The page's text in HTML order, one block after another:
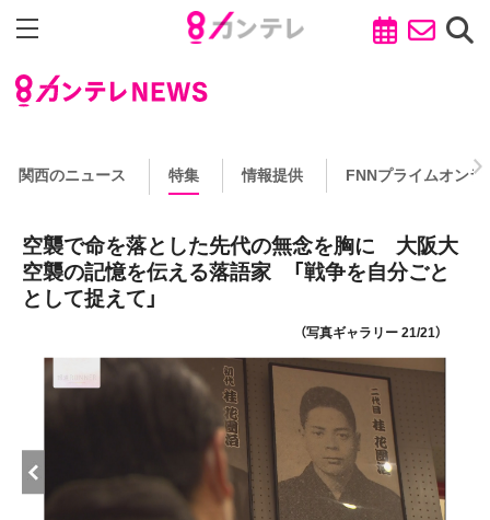
関西のニュース 特集 情報提供 FNNプライムオンラ
空襲で命を落とした先代の無念を胸に 大阪大
空襲の記憶を伝える落語家 「戦争を自分ごと
として捉えて」
（写真ギャラリー 21/21）